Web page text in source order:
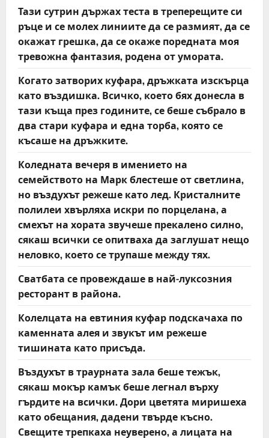
Тази сутрин държах теста в треперещите си
ръце и се молех линиите да се размият, да се
окажат грешка, да се окаже поредната моя
тревожна фантазия, родена от умората.
Когато затворих куфара, дръжката изскърца
като въздишка. Всичко, което бях донесла в
тази къща през годините, се беше събрало в
два стари куфара и една торба, която се
късаше на дръжките.
Коледната вечеря в имението на
семейството на Марк блестеше от светлина,
но въздухът режеше като лед. Кристалните
полилеи хвърляха искри по порцелана, а
смехът на хората звучеше прекалено силно,
сякаш всички се опитваха да заглушат нещо
неловко, което се трупаше между тях.
Сватбата се провеждаше в най-луксозния
ресторант в района.
Колелцата на евтиния куфар подскачаха по
каменната алея и звукът им режеше
тишината като присъда.
Въздухът в траурната зала беше тежък,
сякаш мокър камък беше легнал върху
гърдите на всички. Дори цветята миришеха
като обещания, дадени твърде късно.
Свещите трепкаха неуверено, а лицата на